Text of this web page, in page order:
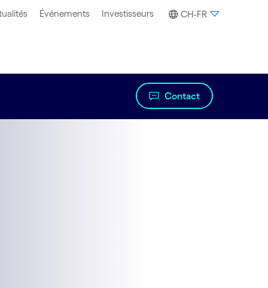
Événements Investisseurs CH-FR
Contact